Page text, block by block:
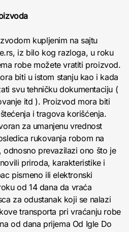
kupljenim na sajtu
iz bilo kog razloga, u roku
robe možete vratiti proizvod.
biti u istom stanju kao i kada
svu tehničku dokumentaciju (
itd ). Proizvod mora biti
i tragova korišćenja.
za umanjenu vrednost
rukovanja robom na
odnosno prevazilazi ono što je
priroda, karakteristike i
pismeno ili elektronski
od 14 dana da vraća
za odustanak koji se nalazi
transporta pri vraćanju robe
od dana prijema Od Igle Do